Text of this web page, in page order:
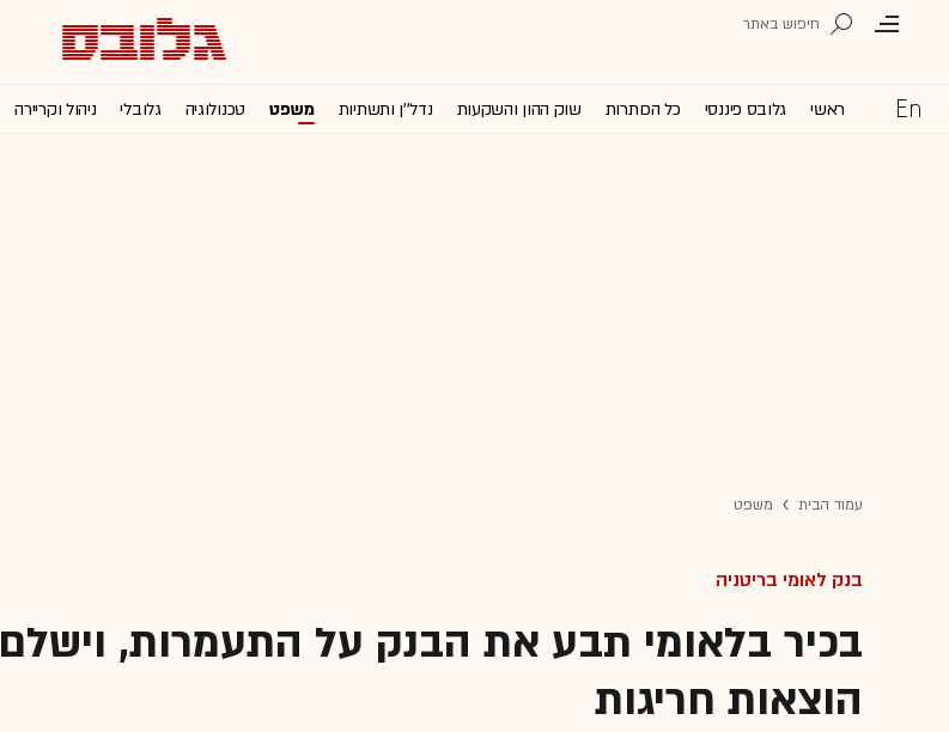
ראשי גלובס פיננסי כל הכותרות שוק ההון והשקעות נדל''ן ותשתיות משפט טכנולוגיה גלובלי ניהול וקריירה
עמוד הבית משפט
בנק לאומי בריטניה
בכיר בלאומי תבע את הבנק על התעמרות, וישלם
הוצאות חריגות